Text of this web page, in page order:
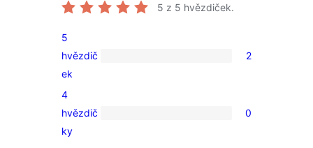
5 z 5 hvězdiček.
2
5hvězdičkové
hodnocení
5
hvězdič
ek
2
0
4hvězdičkové
4
hvězdič
ky
0